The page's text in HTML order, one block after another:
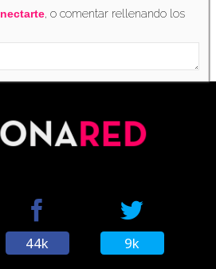
, o comentar rellenando los
44k 9k